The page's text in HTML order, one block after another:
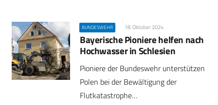
BUNDESWEHR 18. Oktober 2024
Bayerische Pioniere helfen nach
Hochwasser in Schlesien
Pioniere der Bundeswehr unterstützen
Polen bei der Bewältigung der
Flutkatastrophe…